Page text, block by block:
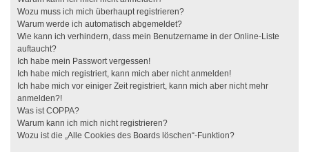
Wozu muss ich mich überhaupt registrieren?
Warum werde ich automatisch abgemeldet?
Wie kann ich verhindern, dass mein Benutzername in der Online-Liste
auftaucht?
Ich habe mein Passwort vergessen!
Ich habe mich registriert, kann mich aber nicht anmelden!
Ich habe mich vor einiger Zeit registriert, kann mich aber nicht mehr
anmelden?!
Was ist COPPA?
Warum kann ich mich nicht registrieren?
Wozu ist die „Alle Cookies des Boards löschen“-Funktion?